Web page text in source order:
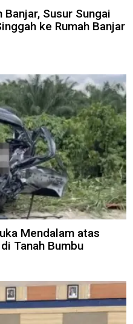
Susur Sungai
ke Rumah Banjar
Mendalam atas
Tanah Bumbu